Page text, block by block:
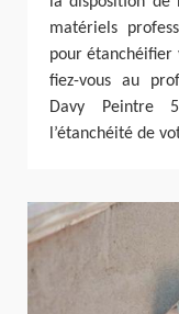
matériels
pour étanchéifier
fiez-vous au
Davy Peintre
l’étanchéité de